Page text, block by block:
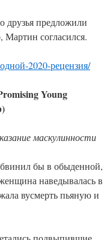
друзья предложили
согласился.
2020-рецензия/
Young
маскулинности
бы в обыденной,
наведывалась в
вусмерть пьяную и